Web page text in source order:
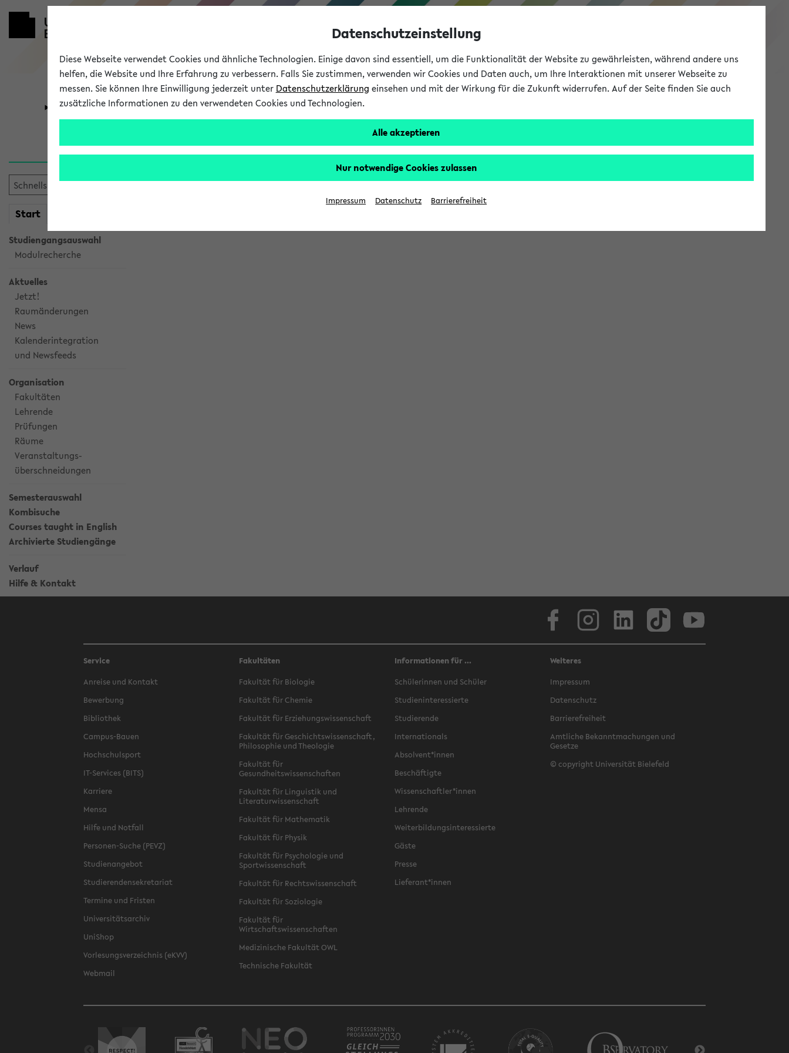
eKVV
Universität Forschung Studium
Start
Studiengangsauswahl
Modulrecherche
Aktuelles
Jetzt!
Raumänderungen
News
Kalenderintegration
und Newsfeeds
Organisation
Fakultäten
Lehrende
Prüfungen
Räume
Veranstaltungs-
überschneidungen
Semesterauswahl
Kombisuche
Courses taught in English
Archivierte Studiengänge
Verlauf
Hilfe & Kontakt
Verlauf
Service
Anreise und Kontakt
Bewerbung
Bibliothek
Campus-Bauen
Hochschulsport
IT-Services (BITS)
Karriere
Mensa
Hilfe und Notfall
Personen-Suche (PEVZ)
Studienangebot
Studierendensekretariat
Termine und Fristen
Universitätsarchiv
UniShop
Vorlesungsverzeichnis (eKVV)
Webmail
Fakultäten
Fakultät für Biologie
Fakultät für Chemie
Fakultät für Erziehungswissenschaft
Fakultät für Geschichtswissenschaft,
Philosophie und Theologie
Fakultät für
Gesundheitswissenschaften
Fakultät für Linguistik und
Literaturwissenschaft
Fakultät für Mathematik
Fakultät für Physik
Fakultät für Psychologie und
Sportwissenschaft
Fakultät für Rechtswissenschaft
Fakultät für Soziologie
Fakultät für
Wirtschaftswissenschaften
Medizinische Fakultät OWL
Technische Fakultät
Informationen für ...
Schülerinnen und Schüler
Studieninteressierte
Studierende
Internationals
Absolvent*innen
Beschäftigte
Wissenschaftler*innen
Lehrende
Weiterbildungsinteressierte
Gäste
Presse
Lieferant*innen
Weiteres
Impressum
Datenschutz
Barrierefreiheit
Amtliche Bekanntmachungen und
Gesetze
© copyright Universität Bielefeld
Datenschutzeinstellung
Diese Webseite verwendet Cookies und ähnliche Technologien. Einige davon sind essentiell, um die Funktionalität der Website zu gewährleisten, während andere uns
helfen, die Website und Ihre Erfahrung zu verbessern. Falls Sie zustimmen, verwenden wir Cookies und Daten auch, um Ihre Interaktionen mit unserer Webseite zu
messen. Sie können Ihre Einwilligung jederzeit unter Datenschutzerklärung einsehen und mit der Wirkung für die Zukunft widerrufen. Auf der Seite finden Sie auch
zusätzliche Informationen zu den verwendeten Cookies und Technologien.
Alle akzeptieren
Nur notwendige Cookies zulassen
Impressum Datenschutz Barrierefreiheit